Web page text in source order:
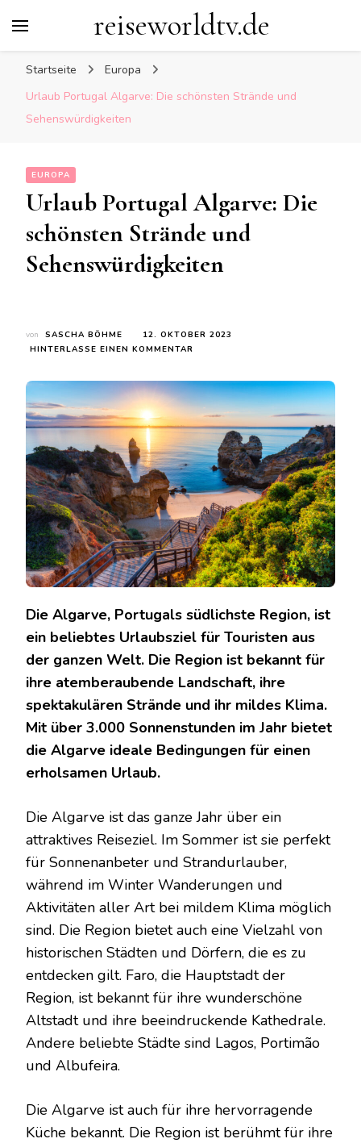
reiseworldtv.de
Startseite
Europa
Urlaub Portugal Algarve: Die schönsten Strände und
Sehenswürdigkeiten
EUROPA
Urlaub Portugal Algarve: Die
schönsten Strände und
Sehenswürdigkeiten
von SASCHA BÖHME
12. OKTOBER 2023
HINTERLASSE EINEN KOMMENTAR
ALGARVE:
DIE
SCHÖNSTEN
STRÄNDE
UND
SEHENSWÜRDIGKEITEN
Die Algarve, Portugals südlichste Region, ist
ein beliebtes Urlaubsziel für Touristen aus
der ganzen Welt. Die Region ist bekannt für
ihre atemberaubende Landschaft, ihre
spektakulären Strände und ihr mildes Klima.
Mit über 3.000 Sonnenstunden im Jahr bietet
die Algarve ideale Bedingungen für einen
erholsamen Urlaub.
Die Algarve ist das ganze Jahr über ein
attraktives Reiseziel. Im Sommer ist sie perfekt
für Sonnenanbeter und Strandurlauber,
während im Winter Wanderungen und
Aktivitäten aller Art bei mildem Klima möglich
sind. Die Region bietet auch eine Vielzahl von
historischen Städten und Dörfern, die es zu
entdecken gilt. Faro, die Hauptstadt der
Region, ist bekannt für ihre wunderschöne
Altstadt und ihre beeindruckende Kathedrale.
Andere beliebte Städte sind Lagos, Portimão
und Albufeira.
Die Algarve ist auch für ihre hervorragende
Küche bekannt. Die Region ist berühmt für ihre